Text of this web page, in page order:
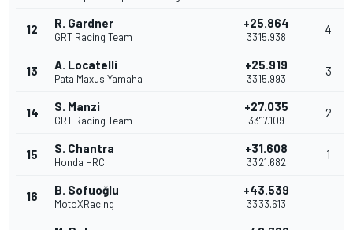
12 R. Gardner
GRT Racing Team
+25.864
33'15.938
4
13 A. Locatelli
Pata Maxus Yamaha
+25.919
33'15.993
3
14 S. Manzi
GRT Racing Team
+27.035
33'17.109
2
15 S. Chantra
Honda HRC
+31.608
33'21.682
1
16 B. Sofuoğlu
MotoXRacing
+43.539
33'33.613